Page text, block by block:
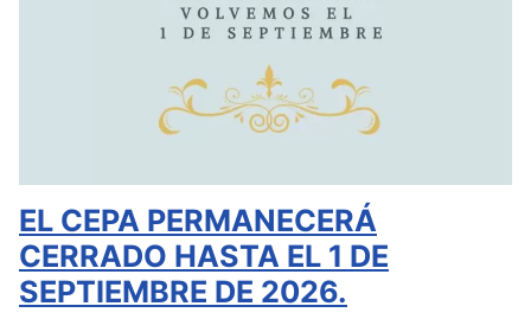
EL CEPA PERMANECERÁ
CERRADO HASTA EL 1 DE
SEPTIEMBRE DE 2026.